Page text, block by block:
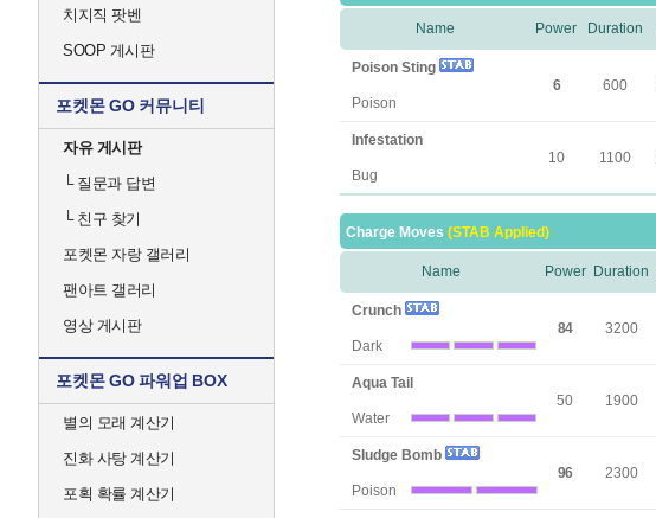
치지직 팟벤
SOOP 게시판
포켓몬 GO 커뮤니티
자유 게시판
└질문과 답변
└친구 찾기
포켓몬 자랑 갤러리
팬아트 갤러리
영상 게시판
포켓몬 GO 파워업 BOX
별의 모래 계산기
진화 사탕 계산기
포획 확률 계산기
Name Power Duration
Poison Sting
Poison
6 600
Infestation
Bug
10 1100
Charge Moves (STAB Applied)
Name Power Duration
Crunch
Dark
84 3200
Aqua Tail
Water
50 1900
Sludge Bomb
Poison
96 2300